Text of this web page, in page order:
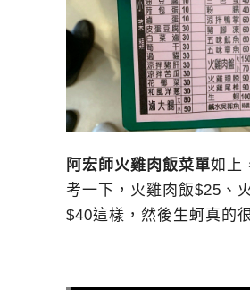
阿宏師火雞肉飯菜單如上
考一下，火雞肉飯$25、
$40這樣，然後生蚵真的